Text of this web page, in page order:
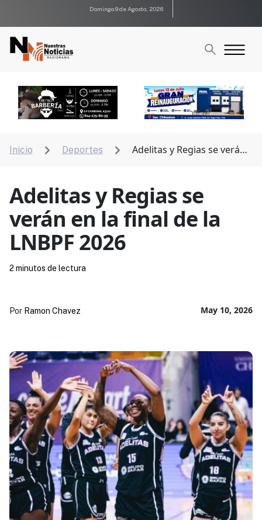
Domingo 9 de Agosto, 2026
Inicio  Deportes 
Adelitas y Regias se verán
Adelitas y Regias se
verán en la final de la
LNBPF 2026
May 10, 2026
Por Ramon Chavez
2 minutos de lectura